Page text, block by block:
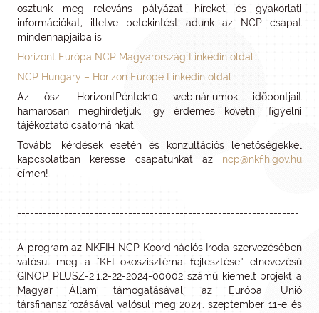
osztunk meg releváns pályázati híreket és gyakorlati
információkat, illetve betekintést adunk az NCP csapat
mindennapjaiba is:
Horizont Európa NCP Magyarország Linkedin oldal
NCP Hungary – Horizon Europe Linkedin oldal
Az őszi HorizontPéntek10 webináriumok időpontjait
hamarosan meghirdetjük, így érdemes követni, figyelni
tájékoztató csatornáinkat.
További kérdések esetén és konzultációs lehetőségekkel
kapcsolatban keresse csapatunkat az ncp@nkfih.gov.hu
címen!
------------------------------------------------------------------
-----------------------------------
A program az NKFIH NCP Koordinációs Iroda szervezésében
valósul meg a "KFI ökoszisztéma fejlesztése” elnevezésű
GINOP_PLUSZ-2.1.2-22-2024-00002 számú kiemelt projekt a
Magyar Állam támogatásával, az Európai Unió
társfinanszírozásával valósul meg 2024. szeptember 11-e és